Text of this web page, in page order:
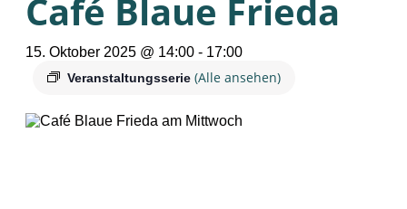
Café Blaue Frieda
15. Oktober 2025 @ 14:00 - 17:00
Veranstaltungsserie (Alle ansehen)